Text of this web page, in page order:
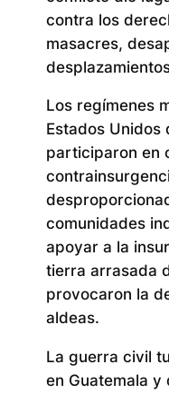
contra los
masacres,
Los regímenes
Estados Unidos
participaron en
comunidades
apoyar a la
tierra arrasada
provocaron la
aldeas.
La guerra civil
en Guatemala